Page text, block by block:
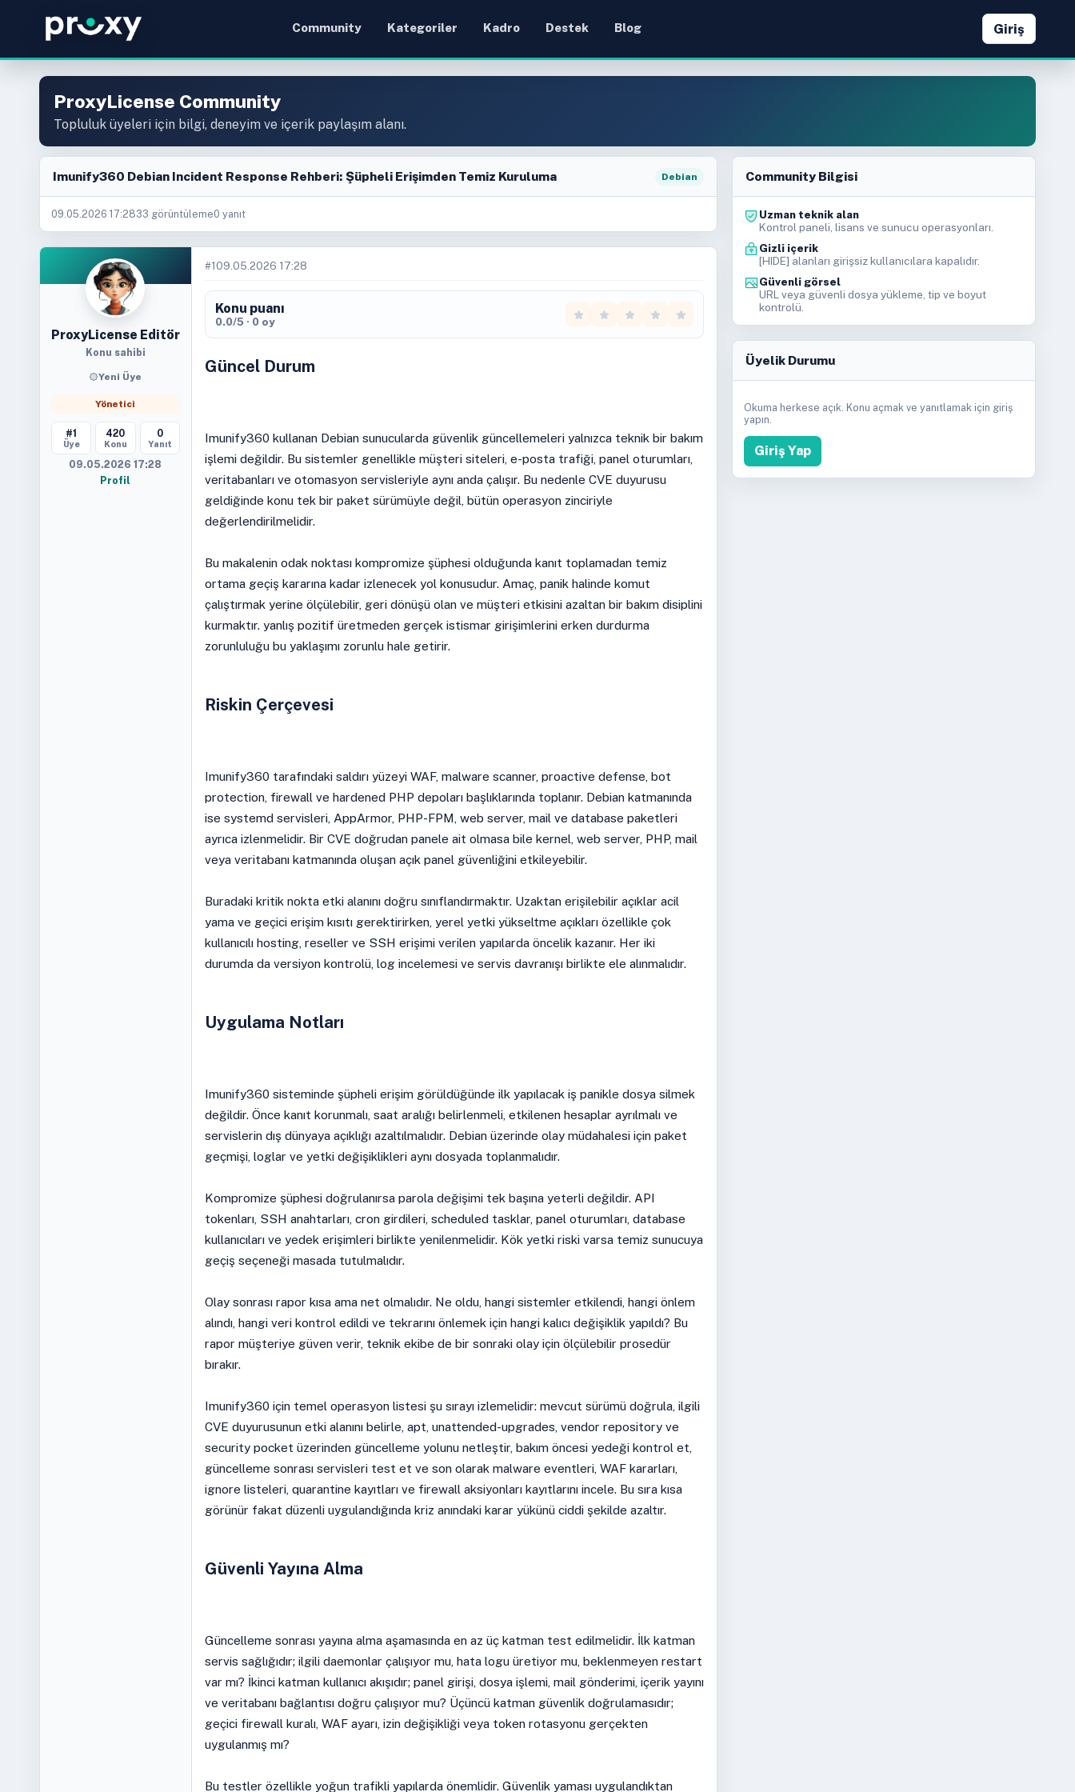
Community Kategoriler Kadro Destek Blog Giriş
ProxyLicense Community
Topluluk üyeleri için bilgi, deneyim ve içerik paylaşım alanı.
Imunify360 Debian Incident Response Rehberi: Şüpheli Erişimden Temiz Kuruluma Debian
09.05.2026 17:2833 görüntüleme0 yanıt
ProxyLicense Editör
Konu sahibi
Yeni Üye
Yönetici
#1
Üye
420
Konu
0
Yanıt
09.05.2026 17:28
Profil
#1 09.05.2026 17:28
Konu puanı
0.0/5 · 0 oy
Güncel Durum
Imunify360 kullanan Debian sunucularda güvenlik güncellemeleri yalnızca teknik bir bakım
işlemi değildir. Bu sistemler genellikle müşteri siteleri, e-posta trafiği, panel oturumları,
veritabanları ve otomasyon servisleriyle aynı anda çalışır. Bu nedenle CVE duyurusu
geldiğinde konu tek bir paket sürümüyle değil, bütün operasyon zinciriyle
değerlendirilmelidir.
Bu makalenin odak noktası kompromize şüphesi olduğunda kanıt toplamadan temiz
ortama geçiş kararına kadar izlenecek yol konusudur. Amaç, panik halinde komut
çalıştırmak yerine ölçülebilir, geri dönüşü olan ve müşteri etkisini azaltan bir bakım disiplini
kurmaktır. yanlış pozitif üretmeden gerçek istismar girişimlerini erken durdurma
zorunluluğu bu yaklaşımı zorunlu hale getirir.
Riskin Çerçevesi
Imunify360 tarafındaki saldırı yüzeyi WAF, malware scanner, proactive defense, bot
protection, firewall ve hardened PHP depoları başlıklarında toplanır. Debian katmanında
ise systemd servisleri, AppArmor, PHP-FPM, web server, mail ve database paketleri
ayrıca izlenmelidir. Bir CVE doğrudan panele ait olmasa bile kernel, web server, PHP, mail
veya veritabanı katmanında oluşan açık panel güvenliğini etkileyebilir.
Buradaki kritik nokta etki alanını doğru sınıflandırmaktır. Uzaktan erişilebilir açıklar acil
yama ve geçici erişim kısıtı gerektirirken, yerel yetki yükseltme açıkları özellikle çok
kullanıcılı hosting, reseller ve SSH erişimi verilen yapılarda öncelik kazanır. Her iki
durumda da versiyon kontrolü, log incelemesi ve servis davranışı birlikte ele alınmalıdır.
Uygulama Notları
Imunify360 sisteminde şüpheli erişim görüldüğünde ilk yapılacak iş panikle dosya silmek
değildir. Önce kanıt korunmalı, saat aralığı belirlenmeli, etkilenen hesaplar ayrılmalı ve
servislerin dış dünyaya açıklığı azaltılmalıdır. Debian üzerinde olay müdahalesi için paket
geçmişi, loglar ve yetki değişiklikleri aynı dosyada toplanmalıdır.
Kompromize şüphesi doğrulanırsa parola değişimi tek başına yeterli değildir. API
tokenları, SSH anahtarları, cron girdileri, scheduled tasklar, panel oturumları, database
kullanıcıları ve yedek erişimleri birlikte yenilenmelidir. Kök yetki riski varsa temiz sunucuya
geçiş seçeneği masada tutulmalıdır.
Olay sonrası rapor kısa ama net olmalıdır. Ne oldu, hangi sistemler etkilendi, hangi önlem
alındı, hangi veri kontrol edildi ve tekrarını önlemek için hangi kalıcı değişiklik yapıldı? Bu
rapor müşteriye güven verir, teknik ekibe de bir sonraki olay için ölçülebilir prosedür
bırakır.
Imunify360 için temel operasyon listesi şu sırayı izlemelidir: mevcut sürümü doğrula, ilgili
CVE duyurusunun etki alanını belirle, apt, unattended-upgrades, vendor repository ve
security pocket üzerinden güncelleme yolunu netleştir, bakım öncesi yedeği kontrol et,
güncelleme sonrası servisleri test et ve son olarak malware eventleri, WAF kararları,
ignore listeleri, quarantine kayıtları ve firewall aksiyonları kayıtlarını incele. Bu sıra kısa
görünür fakat düzenli uygulandığında kriz anındaki karar yükünü ciddi şekilde azaltır.
Güvenli Yayına Alma
Güncelleme sonrası yayına alma aşamasında en az üç katman test edilmelidir. İlk katman
servis sağlığıdır; ilgili daemonlar çalışıyor mu, hata logu üretiyor mu, beklenmeyen restart
var mı? İkinci katman kullanıcı akışıdır; panel girişi, dosya işlemi, mail gönderimi, içerik yayını
ve veritabanı bağlantısı doğru çalışıyor mu? Üçüncü katman güvenlik doğrulamasıdır;
geçici firewall kuralı, WAF ayarı, izin değişikliği veya token rotasyonu gerçekten
uygulanmış mı?
Bu testler özellikle yoğun trafikli yapılarda önemlidir. Güvenlik yaması uygulandıktan
Community Bilgisi
Uzman teknik alan
Kontrol paneli, lisans ve sunucu operasyonları.
Gizli içerik
[HIDE] alanları girişsiz kullanıcılara kapalıdır.
Güvenli görsel
URL veya güvenli dosya yükleme, tip ve boyut
kontrolü.
Üyelik Durumu
Okuma herkese açık. Konu açmak ve yanıtlamak için giriş
yapın.
Giriş Yap